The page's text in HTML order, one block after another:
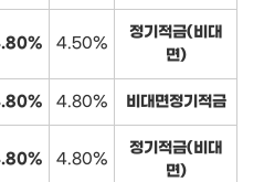
4.50%
정기적금(비대
면)
4.80% 비대면정기적금
4.80%
정기적금(비대
면)